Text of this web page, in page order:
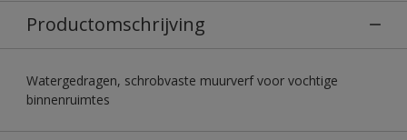
Productomschrijving
Watergedragen, schrobvaste muurverf voor vochtige
binnenruimtes